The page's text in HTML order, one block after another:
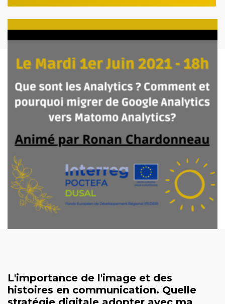
L'importance de l'image et des
histoires en communication. Quelle